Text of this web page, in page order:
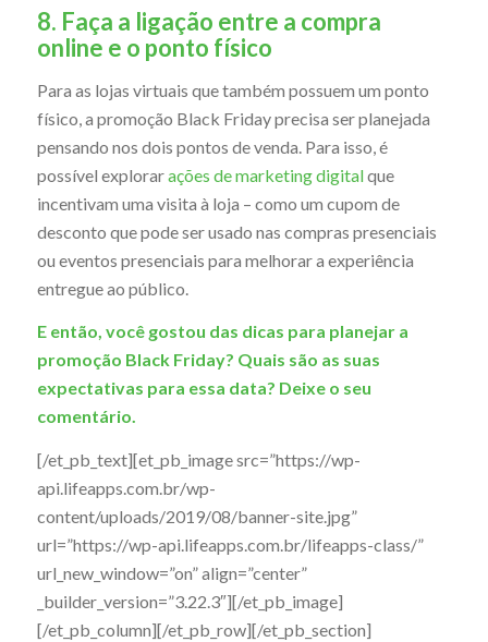
8. Faça a ligação entre a compra
online e o ponto físico
Para as lojas virtuais que também possuem um ponto
físico, a promoção Black Friday precisa ser planejada
pensando nos dois pontos de venda. Para isso, é
possível explorarações de marketing digitalque
incentivam uma visita à loja – como um cupom de
desconto que pode ser usado nas compras presenciais
ou eventos presenciais para melhorar a experiência
entregue ao público.
E então, você gostou das dicas para planejar a
promoção Black Friday? Quais são as suas
expectativas para essa data? Deixe o seu
comentário.
[/et_pb_text][et_pb_image src=”https://wp-
api.lifeapps.com.br/wp-
content/uploads/2019/08/banner-site.jpg”
url=”https://wp-api.lifeapps.com.br/lifeapps-class/”
url_new_window=”on” align=”center”
_builder_version=”3.22.3″][/et_pb_image]
[/et_pb_column][/et_pb_row][/et_pb_section]